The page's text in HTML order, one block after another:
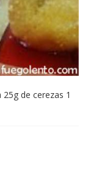
de cerezas 1